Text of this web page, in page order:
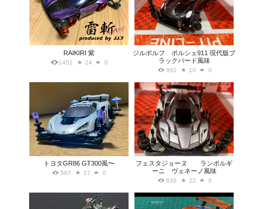
RAIKIRI 紫
1451 24 0
ジルボルフ ポルシェ911 現代版ブ
ラックバード風味
992 10 0
トヨタGR86 GT300風〜
567 17 0
フェスタジョーヌ ランボルギ
ーニ ヴェネーノ風味
636 22 0